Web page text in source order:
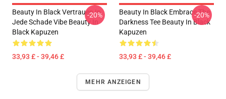
Beauty In Black Vertrauen In
Jede Schade Vibe Beauty In
Black Kapuzen
33,93 £ - 39,46 £
-20%
Beauty In Black Embrace The
Darkness Tee Beauty In Black
Kapuzen
33,93 £ - 39,46 £
-20%
MEHR ANZEIGEN